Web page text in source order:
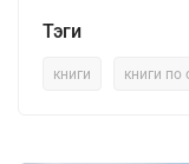
Тэги
книги книги по